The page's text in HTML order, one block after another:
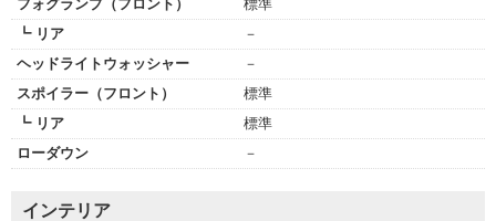
フォグランプ（フロント）
標準
┗ リア
－
ヘッドライトウォッシャー
－
スポイラー（フロント）
標準
┗ リア
標準
ローダウン
－
インテリア